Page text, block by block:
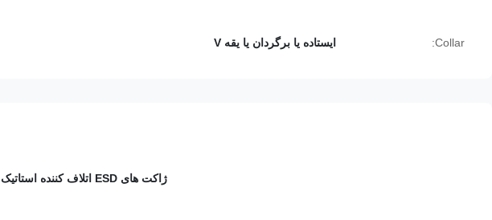
Collar: ایستاده یا برگردان یا یقه V
ژاکت های ESD اتلاف کننده استاتیک 2.5 میلی متری مشبک سفید و آبی برای اتاق تمیز EPA